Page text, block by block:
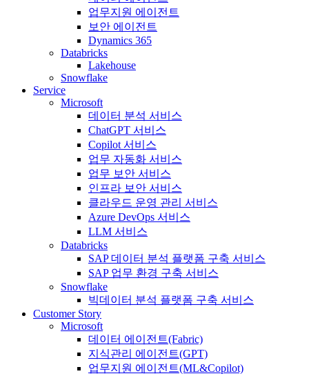
업무지원 에이전트
보안 에이전트
Dynamics 365
Databricks
Lakehouse
Snowflake
Service
Microsoft
데이터 분석 서비스
ChatGPT 서비스
Copilot 서비스
업무 자동화 서비스
업무 보안 서비스
인프라 보안 서비스
클라우드 운영 관리 서비스
Azure DevOps 서비스
LLM 서비스
Databricks
SAP 데이터 분석 플랫폼 구축 서비스
SAP 업무 환경 구축 서비스
Snowflake
빅데이터 분석 플랫폼 구축 서비스
Customer Story
Microsoft
데이터 에이전트(Fabric)
지식관리 에이전트(GPT)
업무지원 에이전트(ML&Copilot)